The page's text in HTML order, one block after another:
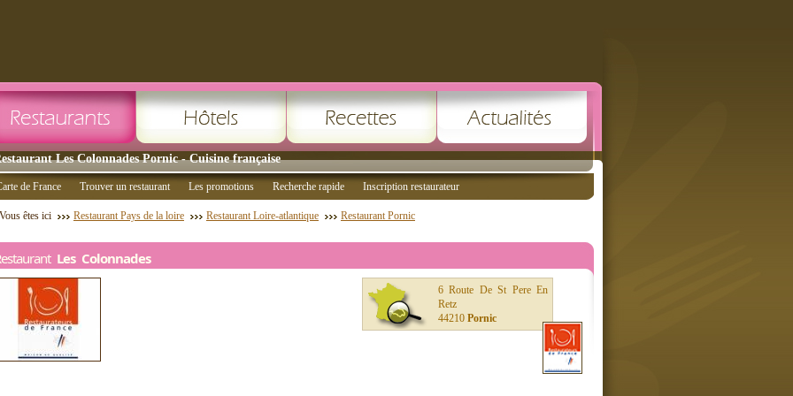
Les Colonnades Pornic - Cuisine française
de France Trouver un restaurant Les promotions Recherche rapide Inscription restaurateur
Vous êtes ici Restaurant Pays de la loire Restaurant Loire-atlantique Restaurant Pornic
Les Colonnades
6 Route De St Pere En
Retz
44210 Pornic